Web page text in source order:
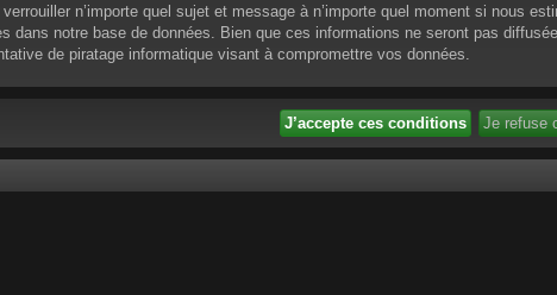
n’importe quel sujet et message à n’importe quel moment si nous
dans notre base de données. Bien que ces informations ne seront pas
de piratage informatique visant à compromettre vos données.